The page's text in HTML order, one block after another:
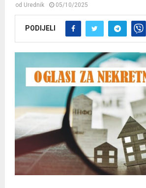
od Urednik 05/10/2025
PODIJELI